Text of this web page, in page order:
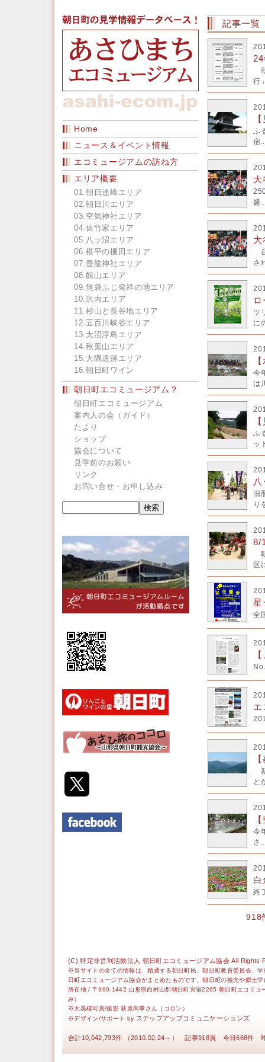
Home
ニュース＆イベント情報
エコミュージアムの訪ね方
エリア概要
01.朝日連峰エリア
02.朝日川エリア
03.空気神社エリア
04.佐竹家エリア
05.八ッ沼エリア
06.椹平の棚田エリア
07.豊龍神社エリア
08.館山エリア
09.無袋ふじ発祥の地エリア
10.沢内エリア
11.杉山と長谷地エリア
12.五百川峡谷エリア
13.大沼浮島エリア
14.秋葉山エリア
15.大隅遺跡エリア
16.朝日町ワイン
朝日町エコミュージアム？
朝日町エコミュージアム
案内人の会（ガイド）
たより
ショップ
協会について
見学前のお願い
リンク
お問い合せ・お申し込み
記事一覧
行
ふ
宿..
大
盛..
大
さ
ツ
に
今
は
ふ
ッ
旧
り
8/
区
星
全
エ
と
今
さ..
白
終
918
(C) 特定非営利活動法人 朝日町エコミュージアム協会 All Rights
※当サイトの全ての情報は、精通する朝日町民、朝日町教育委員会、
日町エコミュージアム協会がまとめたものです。朝日町の観光や郷土
所在地 / 〒990-1442 山形県西村山郡朝日町宮宿2265 朝日町エコミ
み）
※大黒様写真/撮影 萩原尚季さん（コロン）
※デザイン/サポート by ステップアップコミュニケーションズ
合計10,042,793件 （2010.02.24～） 記事918頁 今日668件